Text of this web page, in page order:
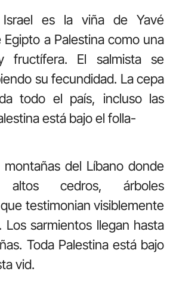
es la viña de Yavé
a Palestina como una
fructífera. El salmista se
su fecundidad. La cepa
todo el país, incluso las
está bajo el folla-
montañas del Líbano donde
cedros, árboles
testimonian visiblemente
Los sarmientos llegan hasta
Toda Palestina está bajo
vid.